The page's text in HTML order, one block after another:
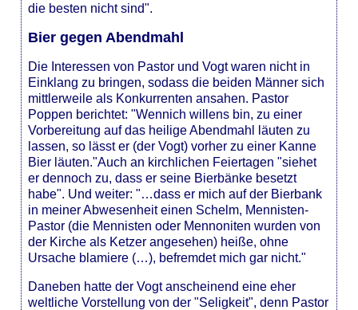
die besten nicht sind".
Bier gegen Abendmahl
Die Interessen von Pastor und Vogt waren nicht in
Einklang zu bringen, sodass die beiden Männer sich
mittlerweile als Konkurrenten ansahen. Pastor
Poppen berichtet: "Wennich willens bin, zu einer
Vorbereitung auf das heilige Abendmahl läuten zu
lassen, so lässt er (der Vogt) vorher zu einer Kanne
Bier läuten."Auch an kirchlichen Feiertagen "siehet
er dennoch zu, dass er seine Bierbänke besetzt
habe". Und weiter: "…dass er mich auf der Bierbank
in meiner Abwesenheit einen Schelm, Mennisten-
Pastor (die Mennisten oder Mennoniten wurden von
der Kirche als Ketzer angesehen) heiße, ohne
Ursache blamiere (…), befremdet mich gar nicht."
Daneben hatte der Vogt anscheinend eine eher
weltliche Vorstellung von der "Seligkeit", denn Pastor